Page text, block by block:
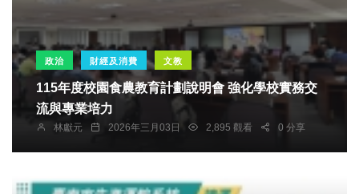
政治 財經及消費 文教
115年度校園食農教育計劃說明會 強化學校實務交
流與專業培力
林獻元 2026年三月03日 2,895 觀看 0 分享